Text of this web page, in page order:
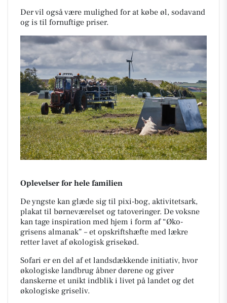
Der vil også være mulighed for at købe øl, sodavand
og is til fornuftige priser.
Oplevelser for hele familien
De yngste kan glæde sig til pixi-bog, aktivitetsark,
plakat til børneværelset og tatoveringer. De voksne
kan tage inspiration med hjem i form af “Øko-
grisens almanak” – et opskriftshæfte med lækre
retter lavet af økologisk grisekød.
Sofari er en del af et landsdækkende initiativ, hvor
økologiske landbrug åbner dørene og giver
danskerne et unikt indblik i livet på landet og det
økologiske griseliv.